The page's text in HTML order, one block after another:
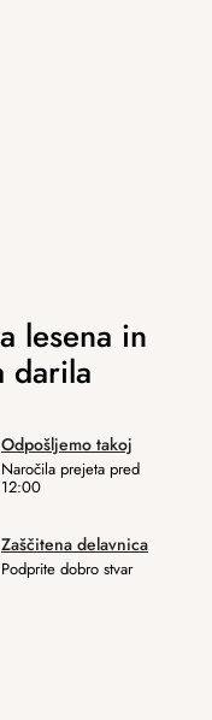
Odpošljemo takoj
Naročila prejeta pred
12:00
Zaščitena delavnica
Podprite dobro stvar